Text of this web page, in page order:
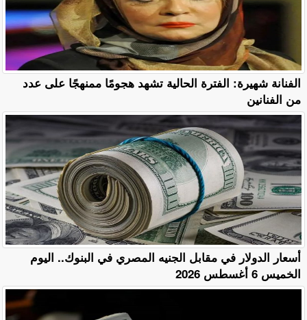
الفنانة شهيرة: الفترة الحالية تشهد هجومًا ممنهجًا على عدد
من الفنانين
أسعار الدولار في مقابل الجنيه المصري في البنوك.. اليوم
الخميس 6 أغسطس 2026